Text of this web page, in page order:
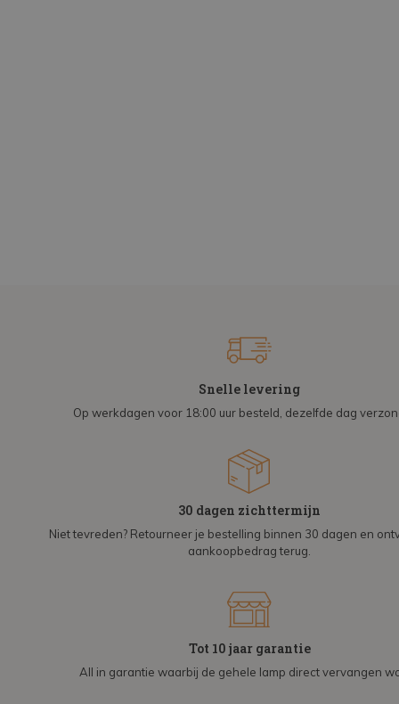
Snelle levering
Op werkdagen voor 18:00 uur besteld, dezelfde dag
30 dagen zichttermijn
Niet tevreden? Retourneer je bestelling binnen 30 dagen en
aankoopbedrag terug.
Tot 10 jaar garantie
All in garantie waarbij de gehele lamp direct vervangen